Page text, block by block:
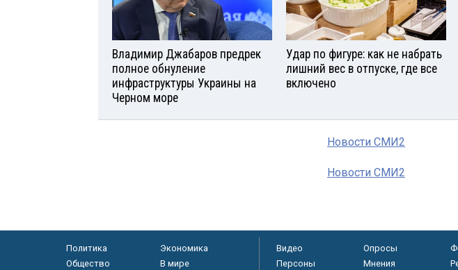
Владимир Джабаров предрек
полное обнуление
инфраструктуры Украины на
Черном море
Удар по фигуре: как не набрать
лишний вес в отпуске, где все
включено
Новости СМИ2
Новости СМИ2
Политика
Экономика
Общество
В мире
Видео Опросы
Персоны
Мнения